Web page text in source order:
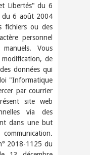
Libertés" du 6
du 6 août 2004
fichiers ou des
personnel
Vous
de
données qui
"Informatique
par courrier
site web
via des
dans une but
2018-1125 du